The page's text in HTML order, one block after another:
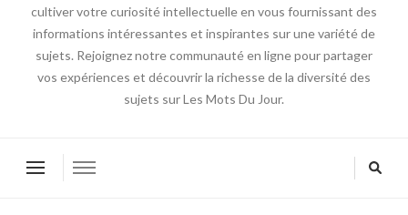
cultiver votre curiosité intellectuelle en vous fournissant des
informations intéressantes et inspirantes sur une variété de
sujets. Rejoignez notre communauté en ligne pour partager
vos expériences et découvrir la richesse de la diversité des
sujets sur Les Mots Du Jour.